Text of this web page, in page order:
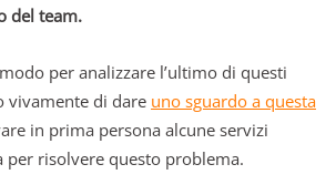
del team.
per analizzare l’ultimo di questi
vivamente di dare uno sguardo a questa
in prima persona alcune servizi
per risolvere questo problema.